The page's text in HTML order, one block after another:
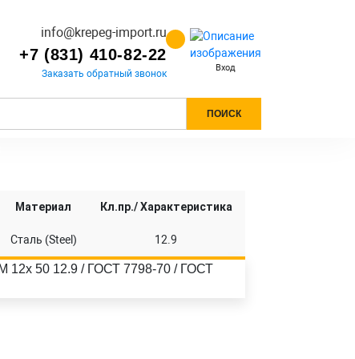
info@krepeg-import.ru
+7 (831) 410-82-22
Заказать обратный звонок Вход
ПОИСК
Материал Кл.пр./ Характеристика
Сталь (Steel) 12.9